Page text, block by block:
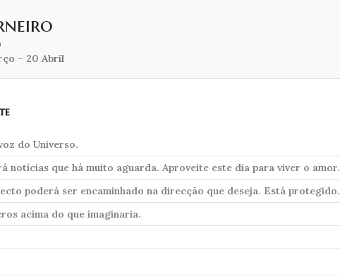
– 20 Abril
do Universo.
notícias que há muito aguarda. Aproveite este dia para viver o amor.
poderá ser encaminhado na direcção que deseja. Está protegido.
acima do que imaginaria.